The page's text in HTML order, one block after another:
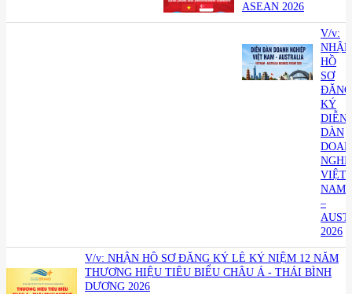
ASEAN 2026
V/v:
NHẬN
HỒ
SƠ
ĐĂNG
KÝ
DIỄN
DÀN
VIỆT
NAM
–
2026
V/v: NHẬN HỒ SƠ ĐĂNG KÝ LỄ KỶ NIỆM 12 NĂM
THƯƠNG HIỆU TIÊU BIỂU CHÂU Á - THÁI BÌNH
DƯƠNG 2026